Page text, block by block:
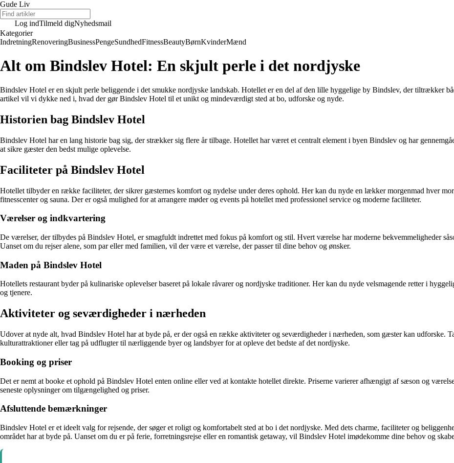
Gude Liv
Log indTilmeld digNyhedsmail
Kategorier
IndretningRenoveringBusinessPengeSundhedFitnessBeautyBørnKvinderMænd
Alt om Bindslev Hotel: En skjult perle i det nordjyske
Bindslev Hotel er en skjult perle beliggende i det smukke nordjyske landskab. Hotellet er en del af den lille hyggelige by Bindslev, der tiltrækker
artikel vil vi dykke ned i, hvad der gør Bindslev Hotel til et unikt og mindeværdigt sted at bo, udforske og nyde.
Historien bag Bindslev Hotel
Bindslev Hotel har en lang historie bag sig, der strækker sig flere år tilbage. Hotellet har været et centralt element i byen Bindslev og har
at sikre gæster den bedst mulige oplevelse.
Faciliteter på Bindslev Hotel
Hotellet tilbyder en række faciliteter, der sikrer gæsternes komfort og nydelse under deres ophold. Her kan du nyde en lækker morgenmad hver
fitnesscenter og sauna. Der er også mulighed for at arrangere møder og events på hotellet med professionel service og moderne faciliteter.
Værelser og indkvartering
De værelser, der tilbydes på Bindslev Hotel, er smagfuldt indrettet med fokus på komfort og stil. Hvert værelse har moderne bekvemmeligheder
Uanset om du rejser alene, som par eller med familien, vil der være et værelse, der passer til dine behov og ønsker.
Maden på Bindslev Hotel
Hotellets restaurant byder på kulinariske oplevelser baseret på lokale råvarer og nordjyske traditioner. Her kan du nyde velsmagende retter i
og tjenere.
Aktiviteter og seværdigheder i nærheden
Udover at nyde alt, hvad Bindslev Hotel har at byde på, er der også en række aktiviteter og seværdigheder i nærheden, som gæster kan udforske.
kulturattraktioner eller tag på udflugter til nærliggende byer og landsbyer for at opleve det bedste af det nordjyske.
Booking og priser
Det er nemt at booke et ophold på Bindslev Hotel enten online eller ved at kontakte hotellet direkte. Priserne varierer afhængigt af sæson og
seneste oplysninger om tilgængelighed og priser.
Afsluttende bemærkninger
Bindslev Hotel er et ideelt valg for rejsende, der søger et roligt og komfortabelt sted at bo i det nordjyske. Med dets charme, faciliteter og
området har at byde på. Uanset om du er på ferie, forretningsrejse eller en romantisk getaway, vil Bindslev Hotel imødekomme dine behov og